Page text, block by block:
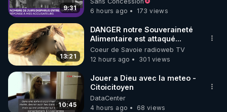
9:31
6 hours ago
173 views
13:21
DANGER notre Souveraineté
Alimentaire est attaqué...
Coeur de Savoie radioweb TV
12 hours ago
301 views
10:45
Jouer a Dieu avec la meteo -
Citoicitoyen
DataCenter
4 hours ago
68 views